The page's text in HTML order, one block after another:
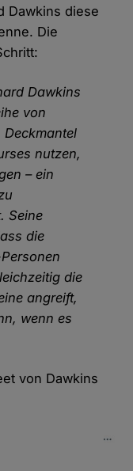
Dawkins diese
Die
Dawkins
von
nutzen,
– ein
Seine
die
die
angreift,
wenn es
von Dawkins